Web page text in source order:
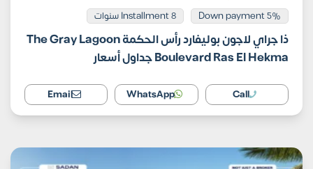
5% Down payment Installment 8 سنوات
ذا جراي لاجون بوليفارد رأس الحكمة The Gray Lagoon
Boulevard Ras El Hekma جداول أسعار
Call
WhatsApp
Email